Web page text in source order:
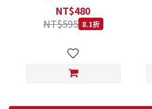
低穀鱈魚甜橙 小顆粒 800G
NT$480
NT$595 8.1折